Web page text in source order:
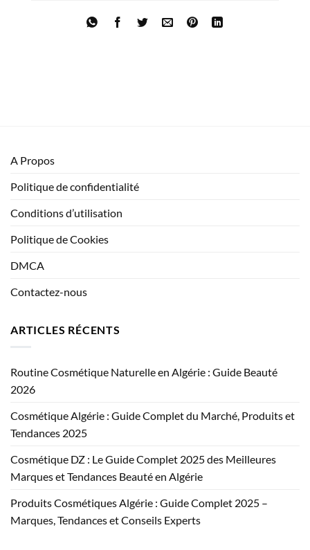
A Propos
Politique de confidentialité
Conditions d’utilisation
Politique de Cookies
DMCA
Contactez-nous
ARTICLES RÉCENTS
Routine Cosmétique Naturelle en Algérie : Guide Beauté
2026
Cosmétique Algérie : Guide Complet du Marché, Produits et
Tendances 2025
Cosmétique DZ : Le Guide Complet 2025 des Meilleures
Marques et Tendances Beauté en Algérie
Produits Cosmétiques Algérie : Guide Complet 2025 –
Marques, Tendances et Conseils Experts